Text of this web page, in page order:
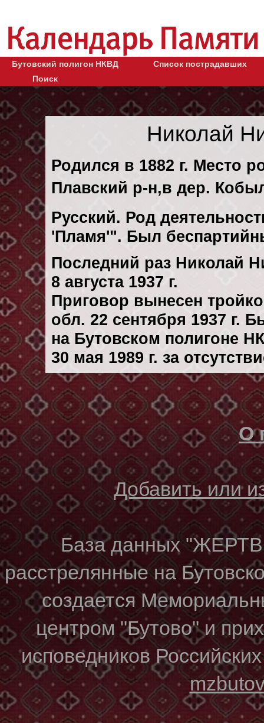
Бутовский полигон НКВД
Список пострадавших
Поиск
Николай
Родился в 1882 г. Место
Плавский р-н,в дер.
Русский. Род
'Пламя'". Был
Последний раз Николай
8 августа 1937 г.
Приговор вынесен
обл. 22 сентября 1937 г.
на Бутовском полигоне
30 мая 1989 г. за
О
Добавить или
База данных
расстрелянные на
создается
центром "Бутово" и
исповедников